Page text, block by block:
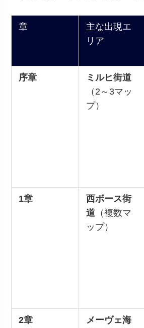
章
主な出現エ
リア
序章
ミルヒ街道
（2～3マッ
プ）
1章
西ボース街
道（複数マ
ップ）
2章
メーヴェ海